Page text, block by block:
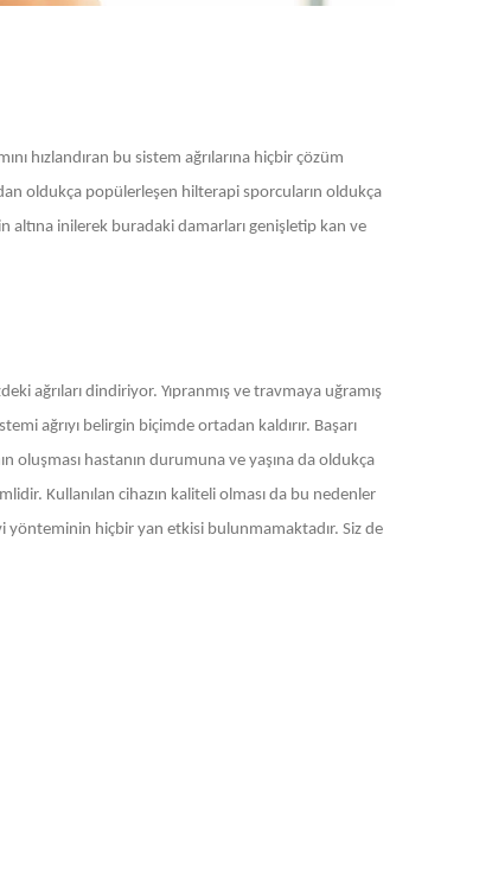
hızlandıran bu sistem ağrılarına hiçbir çözüm
oldukça popülerleşen hilterapi sporcuların oldukça
altına inilerek buradaki damarları genişletip kan ve
ağrıları dindiriyor. Yıpranmış ve travmaya uğramış
ağrıyı belirgin biçimde ortadan kaldırır. Başarı
oluşması hastanın durumuna ve yaşına da oldukça
Kullanılan cihazın kaliteli olması da bu nedenler
yönteminin hiçbir yan etkisi bulunmamaktadır. Siz de